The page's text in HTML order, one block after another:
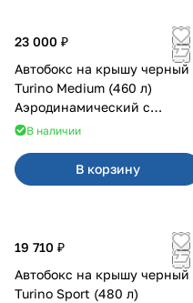
23 000 ₽
Автобокс на крышу черный
Turino Medium (460 л)
Аэродинамический с
двусторонним открыванием
В наличии
В корзину
19 710 ₽
Автобокс на крышу черный
Turino Sport (480 л)